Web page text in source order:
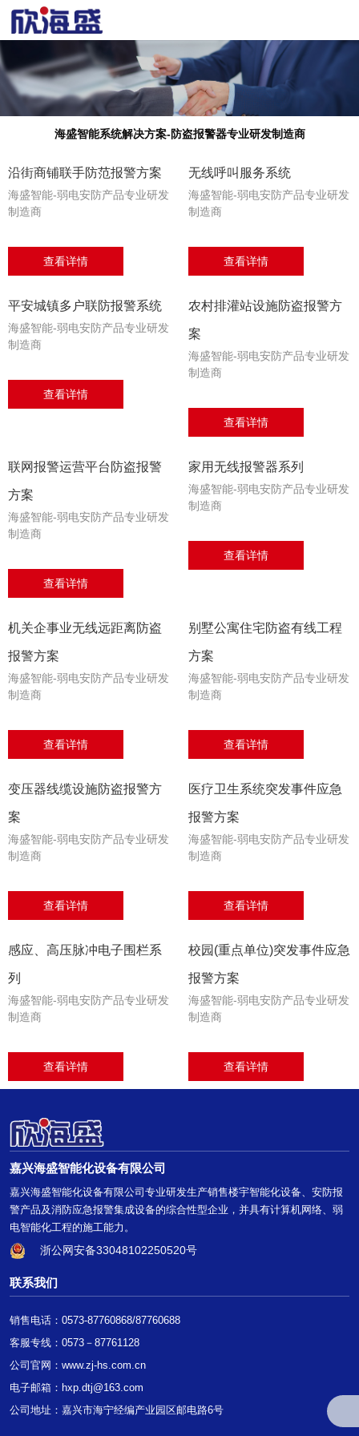
海盛智能系统解决方案-防盗报警器专业研发制造商
沿街商铺联手防范报警方案
海盛智能-弱电安防产品专业研发
制造商
查看详情
无线呼叫服务系统
海盛智能-弱电安防产品专业研发
制造商
查看详情
平安城镇多户联防报警系统
海盛智能-弱电安防产品专业研发
制造商
查看详情
农村排灌站设施防盗报警方
案
海盛智能-弱电安防产品专业研发
制造商
查看详情
联网报警运营平台防盗报警
方案
海盛智能-弱电安防产品专业研发
制造商
查看详情
家用无线报警器系列
海盛智能-弱电安防产品专业研发
制造商
查看详情
机关企事业无线远距离防盗
报警方案
海盛智能-弱电安防产品专业研发
制造商
查看详情
别墅公寓住宅防盗有线工程
方案
海盛智能-弱电安防产品专业研发
制造商
查看详情
变压器线缆设施防盗报警方
案
海盛智能-弱电安防产品专业研发
制造商
查看详情
医疗卫生系统突发事件应急
报警方案
海盛智能-弱电安防产品专业研发
制造商
查看详情
感应、高压脉冲电子围栏系
列
海盛智能-弱电安防产品专业研发
制造商
查看详情
校园(重点单位)突发事件应急
报警方案
海盛智能-弱电安防产品专业研发
制造商
查看详情
嘉兴海盛智能化设备有限公司
嘉兴海盛智能化设备有限公司专业研发生产销售楼宇智能化设备、安防报
警产品及消防应急报警集成设备的综合性型企业，并具有计算机网络、弱
电智能化工程的施工能力。
浙公网安备33048102250520号
联系我们
销售电话：0573-87760868/87760688
客服专线：0573－87761128
公司官网： www.zj-hs.com.cn
电子邮箱：hxp.dtj@163.com
公司地址：嘉兴市海宁经编产业园区邮电路6号